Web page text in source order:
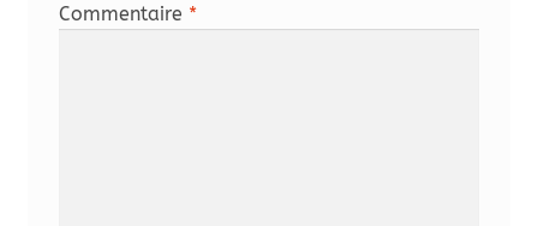
Commentaire *